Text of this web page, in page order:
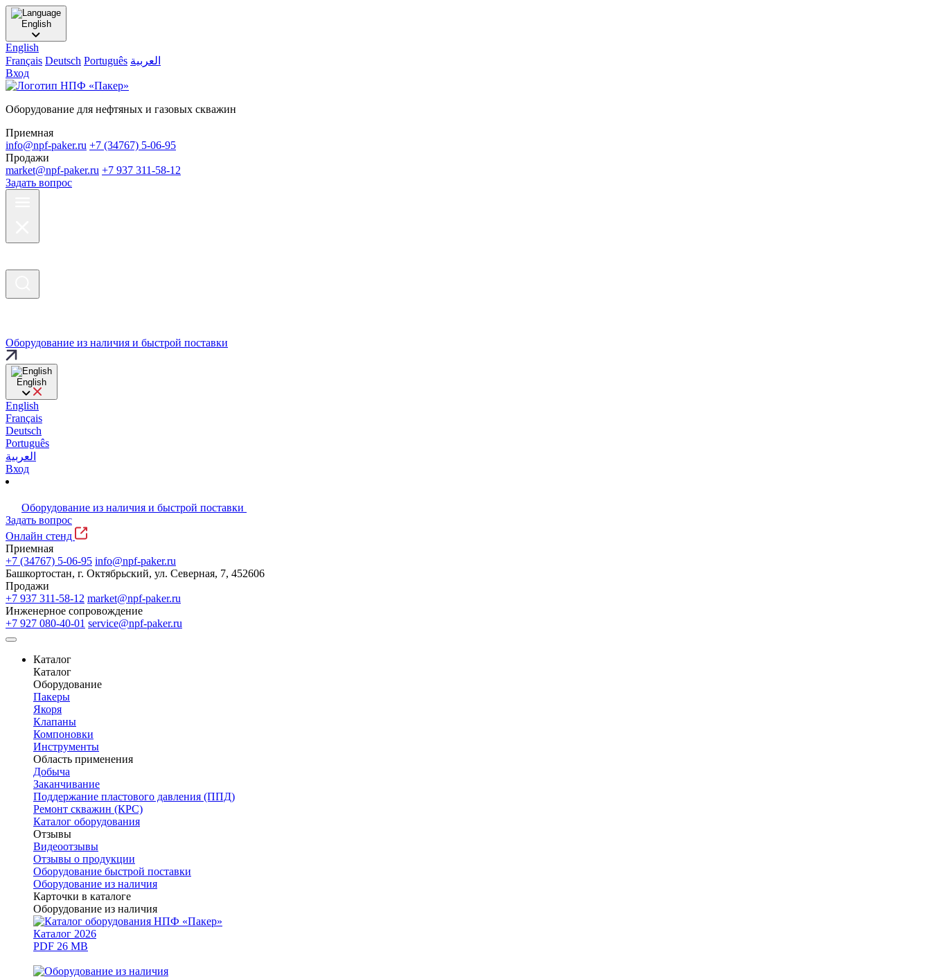
English
English
Français Deutsch Português العربية
Вход
Оборудование для нефтяных и газовых скважин
Приемная
info@npf-paker.ru +7 (34767) 5-06-95
Продажи
market@npf-paker.ru +7 937 311-58-12
Задать вопрос
Оборудование из наличия и быстрой поставки
English
English
Français
Deutsch
Português
العربية
Вход
Оборудование из наличия и быстрой поставки
Задать вопрос
Онлайн стенд
Приемная
+7 (34767) 5-06-95 info@npf-paker.ru
Башкортостан, г. Октябрьский, ул. Северная, 7, 452606
Продажи
+7 937 311-58-12 market@npf-paker.ru
Инженерное сопровождение
+7 927 080-40-01 service@npf-paker.ru
Каталог
Каталог
Оборудование
Пакеры
Якоря
Клапаны
Компоновки
Инструменты
Область применения
Добыча
Заканчивание
Поддержание пластового давления (ППД)
Ремонт скважин (КРС)
Каталог оборудования
Отзывы
Видеоотзывы
Отзывы о продукции
Оборудование быстрой поставки
Оборудование из наличия
Карточки в каталоге
Оборудование из наличия
Каталог 2026
PDF 26 MB